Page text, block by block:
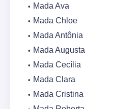
Mada Ava
Mada Chloe
Mada Antônia
Mada Augusta
Mada Cecília
Mada Clara
Mada Cristina